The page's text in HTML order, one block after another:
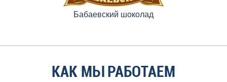
Бабаевский шоколад
КАК МЫ РАБОТАЕМ